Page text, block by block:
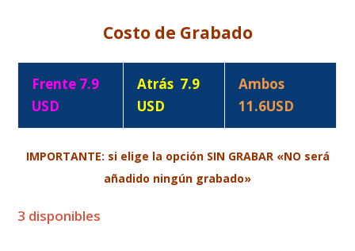
Costo de Grabado
Frente 7.9
USD
Atrás 7.9
USD
Ambos
11.6USD
IMPORTANTE: si elige la opciónSIN GRABAR «NO será
añadido ningún grabado»
3 disponibles